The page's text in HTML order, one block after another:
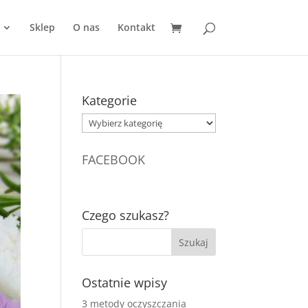
Sklep O nas Kontakt
Kategorie
Kategorie
FACEBOOK
Czego szukasz?
Ostatnie wpisy
3 metody oczyszczania